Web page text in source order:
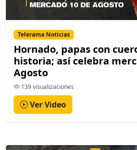
Telerama Noticias
Hornado, papas con
historia; así celebra
Agosto
139 visualizaciones
Ver Video